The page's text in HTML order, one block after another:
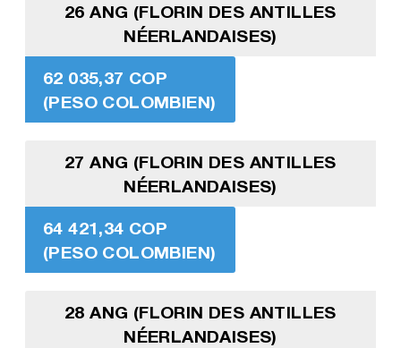
26 ANG (FLORIN DES ANTILLES
NÉERLANDAISES)
62 035,37 COP
(PESO COLOMBIEN)
27 ANG (FLORIN DES ANTILLES
NÉERLANDAISES)
64 421,34 COP
(PESO COLOMBIEN)
28 ANG (FLORIN DES ANTILLES
NÉERLANDAISES)